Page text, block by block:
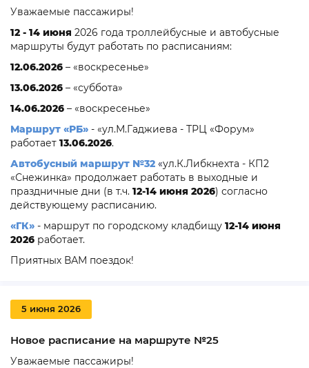
Уважаемые пассажиры!
12 - 14 июня 2026 года троллейбусные и автобусные
маршруты будут работать по расписаниям:
12.06.2026 – «воскресенье»
13.06.2026 – «суббота»
14.06.2026 – «воскресенье»
Маршрут «РБ» - «ул.М.Гаджиева - ТРЦ «Форум»
работает 13.06.2026.
Автобусный маршрут №32 «ул.К.Либкнехта - КП2
«Снежинка» продолжает работать в выходные и
праздничные дни (в т.ч. 12-14 июня 2026) согласно
действующему расписанию.
«ГК» - маршрут по городскому кладбищу 12-14 июня
2026 работает.
Приятных ВАМ поездок!
5 июня 2026
Новое расписание на маршруте №25
Уважаемые пассажиры!